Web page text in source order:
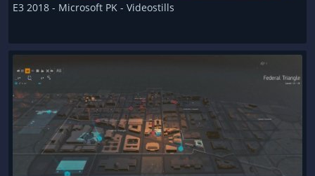
E3 2018 - Microsoft PK - Videostills